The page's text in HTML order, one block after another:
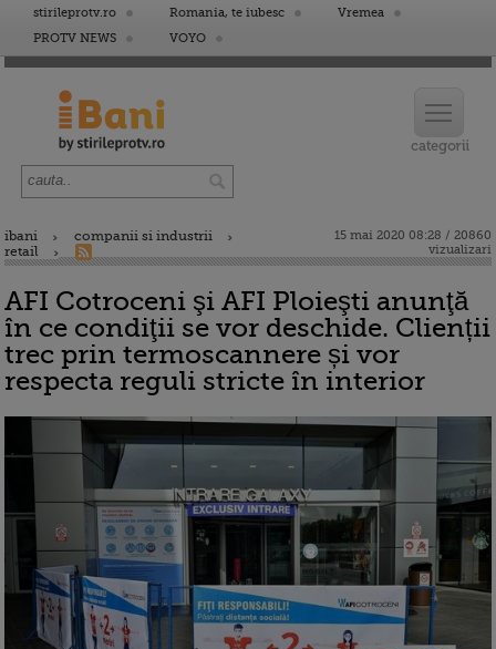
stirileprotv.ro Romania, te iubesc
Vremea
PROTV NEWS
VOYO
ibani
companii si industrii
retail
15 mai 2020 08:28 / 20860
vizualizari
AFI Cotroceni şi AFI Ploieşti anunţă
în ce condiţii se vor deschide. Clienții
trec prin termoscannere și vor
respecta reguli stricte în interior